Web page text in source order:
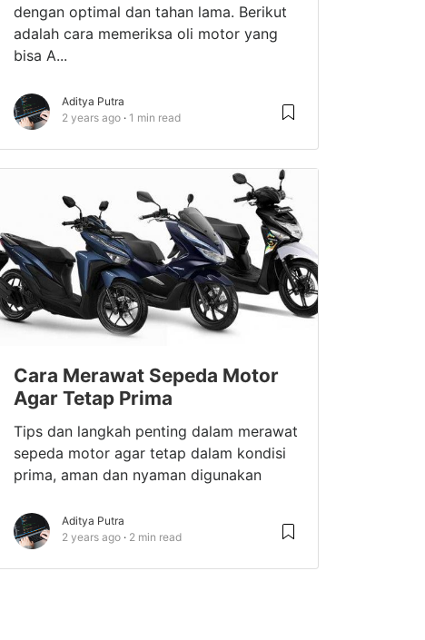
dengan optimal dan tahan lama. Berikut
adalah cara memeriksa oli motor yang
bisa A...
Aditya Putra
2 years ago
1 min read
Cara Merawat Sepeda Motor
Agar Tetap Prima
Tips dan langkah penting dalam merawat
sepeda motor agar tetap dalam kondisi
prima, aman dan nyaman digunakan
Aditya Putra
2 years ago
2 min read